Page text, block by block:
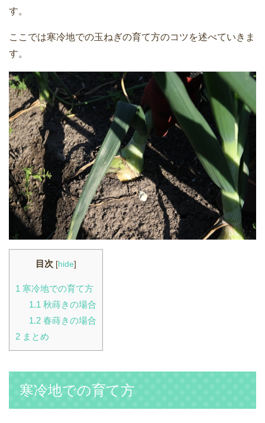
す。
ここでは寒冷地での玉ねぎの育て方のコツを述べていきま
す。
目次 [hide]
1 寒冷地での育て方
1.1秋蒔きの場合
1.2春蒔きの場合
2 まとめ
寒冷地での育て方